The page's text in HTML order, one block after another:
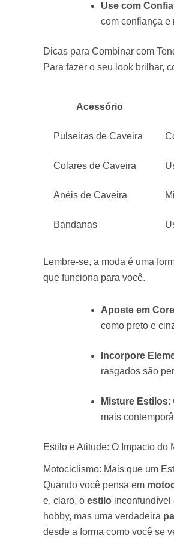
Use com
com confiança e
Dicas para Combinar com
Para fazer o seu look brilhar,
Acessório
Pulseiras de Caveira
Colares de Caveira
Anéis de Caveira
Bandanas
Lembre-se, a moda é uma
que funciona para você.
Aposte em
como preto e
Incorpore
rasgados são
Misture Estilos:
mais
Estilo e Atitude: O Impacto do
Motociclismo: Mais que um
Quando você pensa em
e, claro, o estilo inconfundível
hobby, mas uma verdadeira
desde a forma como você se